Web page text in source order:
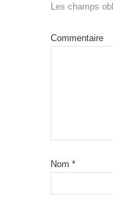
Les champs
Commentaire
Nom *